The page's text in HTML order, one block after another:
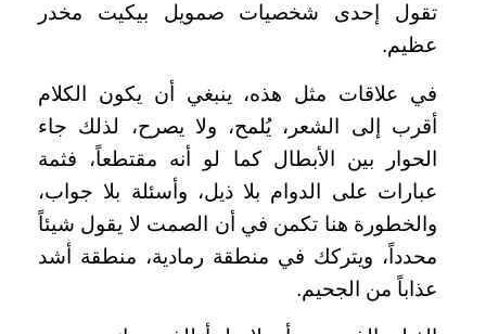
تقول إحدى شخصيات صمويل بيكيت مخدر
عظيم.
في علاقات مثل هذه، ينبغي أن يكون الكلام
أقرب إلى الشعر، يُلمح، ولا يصرح، لذلك جاء
الحوار بين الأبطال كما لو أنه مقتطعاً، فثمة
عبارات على الدوام بلا ذيل، وأسئلة بلا جواب،
والخطورة هنا تكمن في أن الصمت لا يقول شيئاً
محدداً، ويتركك في منطقة رمادية، منطقة أشد
عذاباً من الجحيم.